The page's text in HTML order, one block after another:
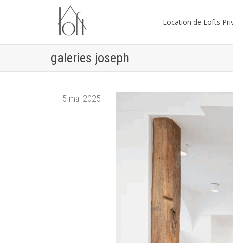
Location de Lofts
galeries joseph
5 mai 2025